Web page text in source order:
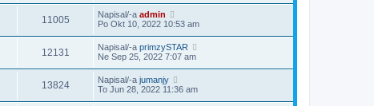
11005 Napisal/-a admin
Po Okt 10, 2022 10:53 am
12131 Napisal/-a primzySTAR
Ne Sep 25, 2022 7:07 am
13824 Napisal/-a jumanjy
To Jun 28, 2022 11:36 am